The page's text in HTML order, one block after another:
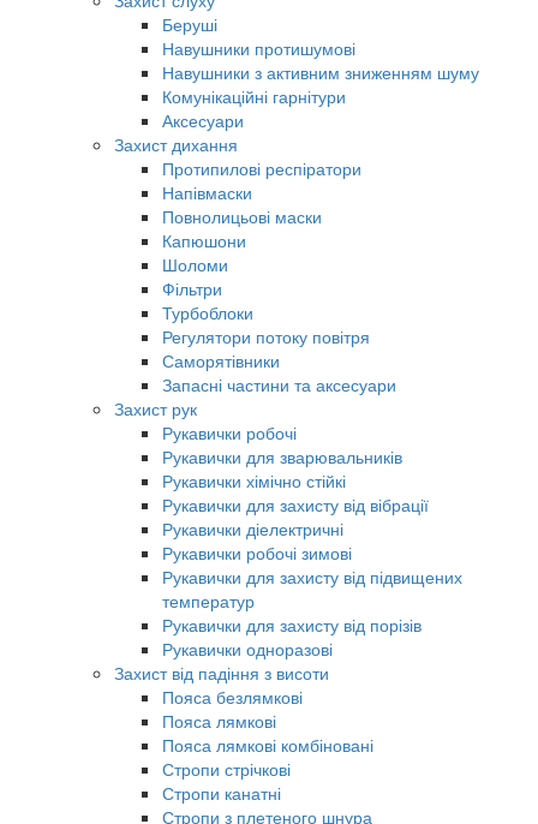
Беруші
Навушники протишумові
Навушники з активним зниженням шуму
Комунікаційні гарнітури
Аксесуари
Захист дихання
Протипилові респіратори
Напівмаски
Повнолицьові маски
Капюшони
Шоломи
Фільтри
Турбоблоки
Регулятори потоку повітря
Саморятівники
Запасні частини та аксесуари
Захист рук
Рукавички робочі
Рукавички для зварювальників
Рукавички хімічно стійкі
Рукавички для захисту від вібрації
Рукавички діелектричні
Рукавички робочі зимові
Рукавички для захисту від підвищених
температур
Рукавички для захисту від порізів
Рукавички одноразові
Захист від падіння з висоти
Пояса безлямкові
Пояса лямкові
Пояса лямкові комбіновані
Стропи стрічкові
Стропи канатні
Стропи з плетеного шнура